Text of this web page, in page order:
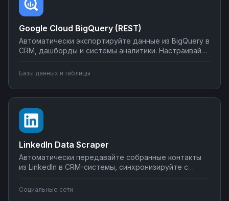
Google Cloud BigQuery (REST)
Автоматически экспортируйте данные из BigQuery в
CRM, дашборды и системы аналитики. Настраивайте
метрики с внешними сервисами, создавайте
Управляйте интеграциями BigQuery без SQL-
программирования.
Базы данных и таблицы
LinkedIn Data Scraper
Автоматически передавайте собранные контакты
из LinkedIn в CRM-системы, синхронизируйте с
продаж. Настройте интеграции LinkedIn Data Scraper
Социальные сети